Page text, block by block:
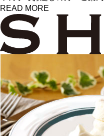
READ MORE